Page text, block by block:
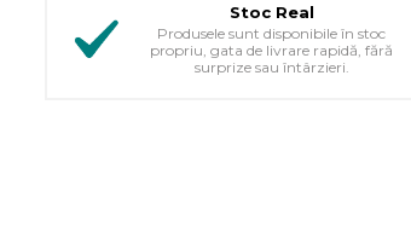
Stoc Real
Produsele sunt disponibile în stoc
propriu, gata de livrare rapidă, fără
surprize sau întârzieri.